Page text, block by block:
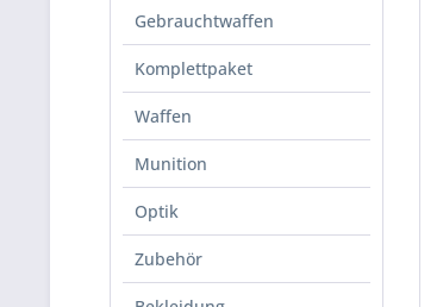
Gebrauchtwaffen
Komplettpaket
Waffen
Munition
Optik
Zubehör